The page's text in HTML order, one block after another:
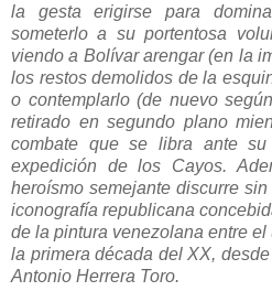
la gesta erigirse para
someterlo a su portentosa
viendo a Bolívar arengar (en la
los restos demolidos de la
o contemplarlo (de nuevo
retirado en segundo plano
combate que se libra ante
expedición de los Cayos.
heroísmo semejante discurre
iconografía republicana
de la pintura venezolana entre
la primera década del XX,
Antonio Herrera Toro.